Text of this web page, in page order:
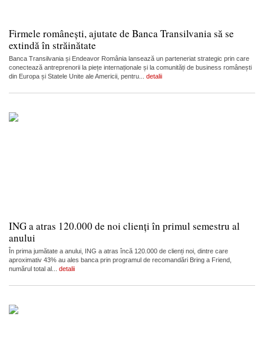
Firmele românești, ajutate de Banca Transilvania să se
extindă în străinătate
Banca Transilvania și Endeavor România lansează un parteneriat strategic prin care
conectează antreprenorii la piețe internaționale și la comunități de business românești
din Europa și Statele Unite ale Americii, pentru... detalii
ING a atras 120.000 de noi clienți în primul semestru al
anului
În prima jumătate a anului, ING a atras încă 120.000 de clienți noi, dintre care
aproximativ 43% au ales banca prin programul de recomandări Bring a Friend,
numărul total al... detalii